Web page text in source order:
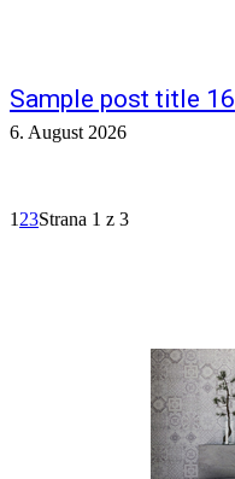
Sample post title 16
6. August 2026
1 23Strana 1 z 3